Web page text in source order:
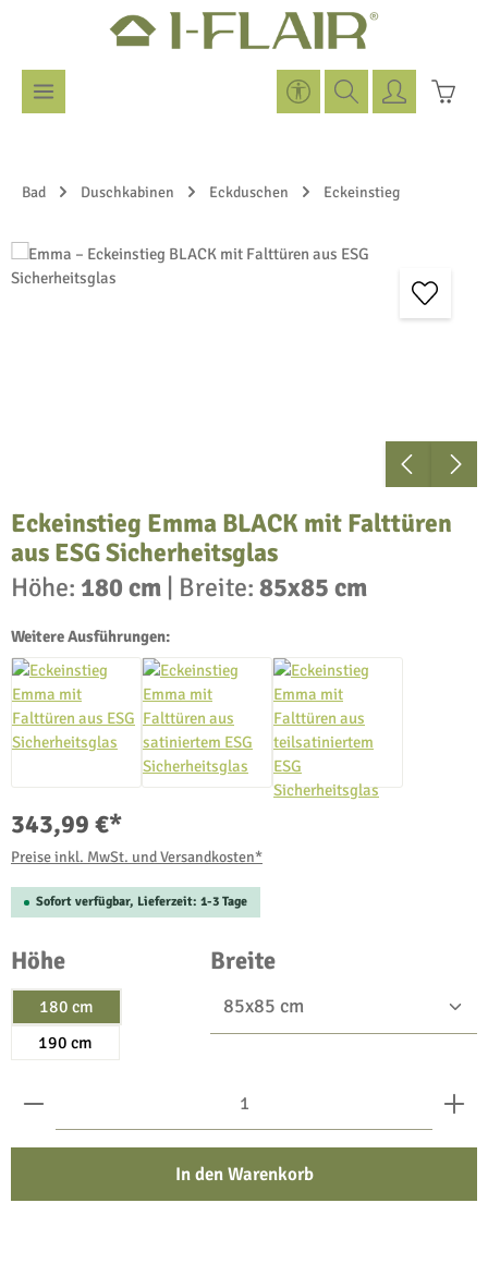
Zum Hauptinhalt springen
Werkzeugleiste anzeigen
Bad Duschkabinen Eckduschen Eckeinstieg
Bildergalerie überspringen
Eckeinstieg Emma BLACK mit Falttüren
aus ESG Sicherheitsglas
Höhe: 180 cm | Breite: 85x85 cm
Weitere Ausführungen:
343,99 €*
Preise inkl. MwSt. und Versandkosten*
Sofort verfügbar, Lieferzeit: 1-3 Tage
Höheauswählen
180 cm
190 cm
Breiteauswählen
Produkt Anzahl: Gib den gewünschten Wert ein oder
In den Warenkorb